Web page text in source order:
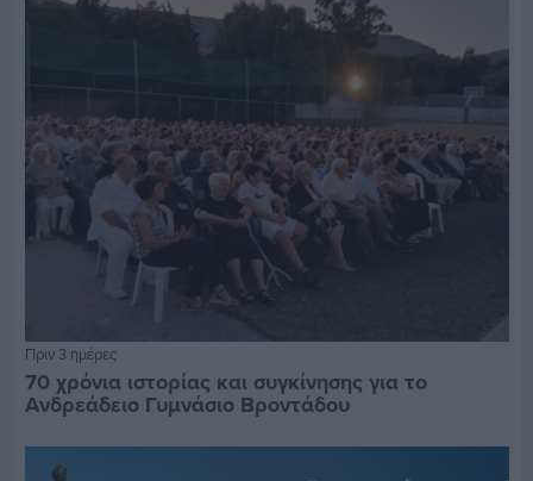
Πριν 3 ημέρες
70 χρόνια ιστορίας και συγκίνησης για το
Ανδρεάδειο Γυμνάσιο Βροντάδου